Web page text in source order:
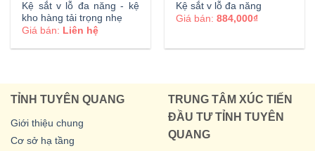
Kệ sắt v lỗ đa năng - kệ
kho hàng tải trọng nhẹ
Giá bán: Liên hệ
Kệ sắt v lỗ đa năng
Giá bán:884,000₫
TỈNH TUYÊN QUANG
Giới thiệu chung
Cơ sở hạ tầng
TRUNG TÂM XÚC TIẾN
ĐẦU TƯ TỈNH TUYÊN
QUANG